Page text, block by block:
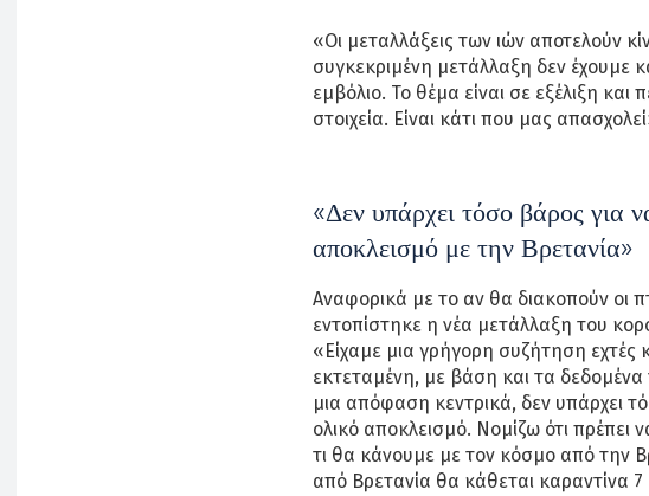
«Οι μεταλλάξεις των ιών αποτελούν
συγκεκριμένη μετάλλαξη δεν έχουμε
εμβόλιο. Το θέμα είναι σε εξέλιξη και
στοιχεία. Είναι κάτι που μας
«Δεν υπάρχει τόσο βάρος για
αποκλεισμό με την Βρετανία»
Αναφορικά με το αν θα διακοπούν οι
εντοπίστηκε η νέα μετάλλαξη του
«Είχαμε μια γρήγορη συζήτηση εχτές
εκτεταμένη, με βάση και τα δεδομένα
μια απόφαση κεντρικά, δεν υπάρχει
ολικό αποκλεισμό. Νομίζω ότι πρέπει
τι θα κάνουμε με τον κόσμο από την
από Βρετανία θα κάθεται καραντίνα 7